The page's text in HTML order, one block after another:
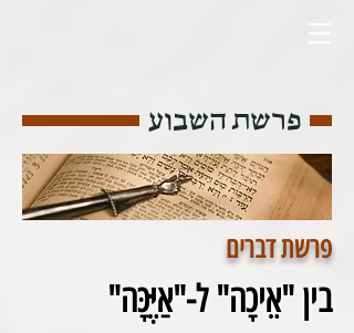
פרשת השבוע
פרשת דברים
בין "אֵיכָה" ל-"אַיֶּכָּה"